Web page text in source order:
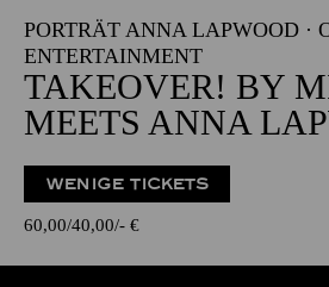
19:00 - 21:00
Alfried Krupp Saal
PORTRÄT ANNA LAPWOOD ·
ENTERTAINMENT
TAKEOVER! BY
MEETS ANNA